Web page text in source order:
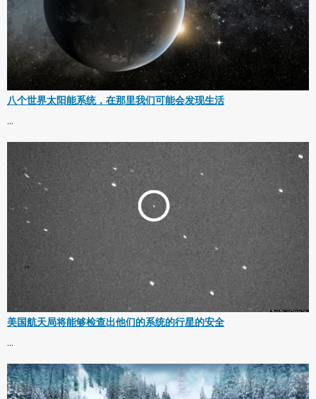
八个世界太阳能系统，在那里我们可能会发现生活
...
美国航天局将能够检查出他们的系统的行星的安全
...